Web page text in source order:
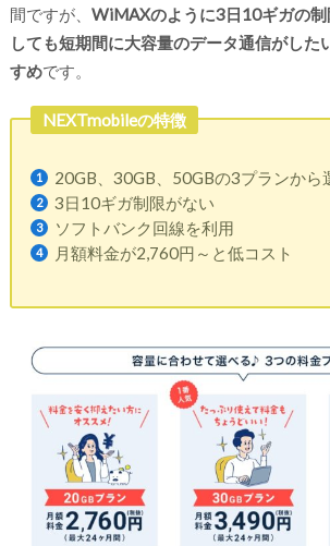
間ですが、 WiMAXのように3日10ギガの制
しても短期間に大容量のデータ通信がした
すめです。
NEXTmobileの特徴
20GB、30GB、50GBの3プランから
3日10ギガ制限がない
ソフトバンク回線を利用
月額料金が2,760円～と低コスト